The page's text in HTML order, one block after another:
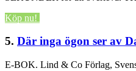
Köp nu!
5. Där inga ögon ser av
E-BOK. Lind & Co Förlag,